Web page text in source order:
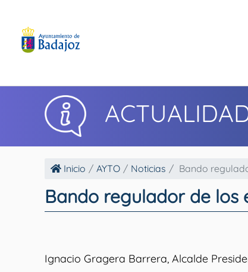
Inicio AYTO Noticias Bando
Bando regulador de los
Ignacio Gragera Barrera, Alcalde